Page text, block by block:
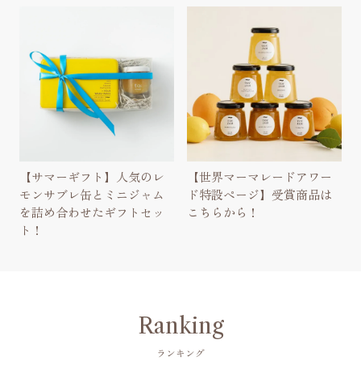
【サマーギフト】人気のレ
モンサブレ缶とミニジャム
を詰め合わせたギフトセッ
ト！
【世界マーマレードアワー
ド特設ページ】受賞商品は
こちらから！
Ranking
ランキング